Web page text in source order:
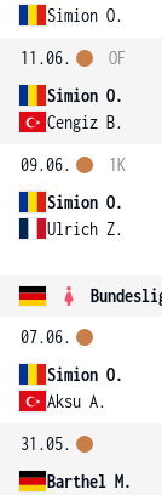
Simion O.
11.06.
Simion O.
Cengiz B.
OF
09.06.
Simion O.
Ulrich Z.
1K
07.06.
Simion O.
Aksu A.
31.05.
Barthel M.